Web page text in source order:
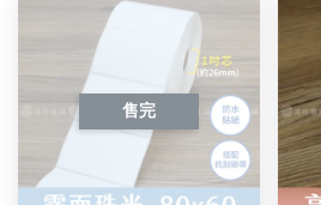
售完